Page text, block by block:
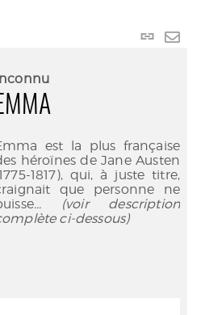
Lien
est la plus française
héroïnes de Jane Austen
1817), qui, à juste titre,
que personne ne
... (voir description
ci-dessous)